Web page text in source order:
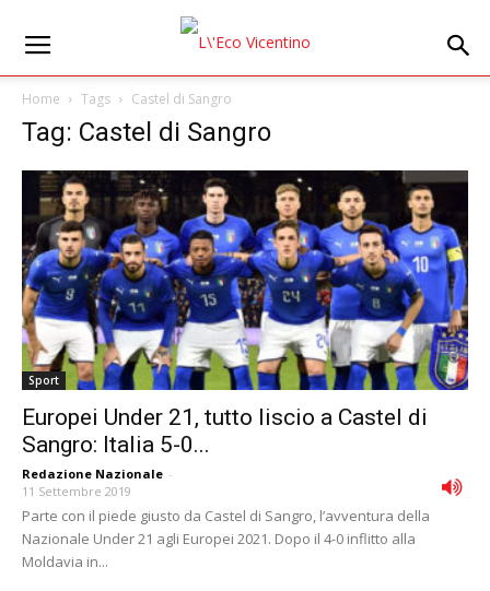
Home Tags Castel di Sangro
Tag: Castel di Sangro
Sport
Europei Under 21, tutto liscio a Castel di
Sangro: Italia 5-0...
Redazione Nazionale -
11 Settembre 2019
Parte con il piede giusto da Castel di Sangro, l’avventura della
Nazionale Under 21 agli Europei 2021. Dopo il 4-0 inflitto alla
Moldavia in...